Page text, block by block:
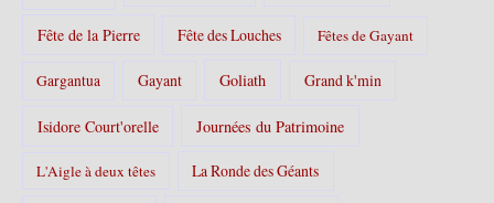
Fête de la Pierre Fête des Louches Fêtes de Gayant
Gargantua Gayant Goliath Grand k'min
Isidore Court'orelle Journées du Patrimoine
L'Aigle à deux têtes La Ronde des Géants